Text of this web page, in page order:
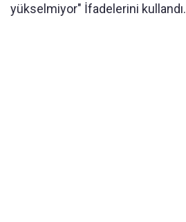
yükselmiyor" İfadelerini kullandı.